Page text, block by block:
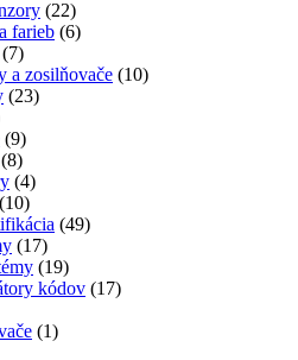
(22)
farieb (6)
(7)
a zosilňovače (10)
(23)
(9)
(8)
(4)
(10)
(49)
(17)
(19)
kódov (17)
(1)